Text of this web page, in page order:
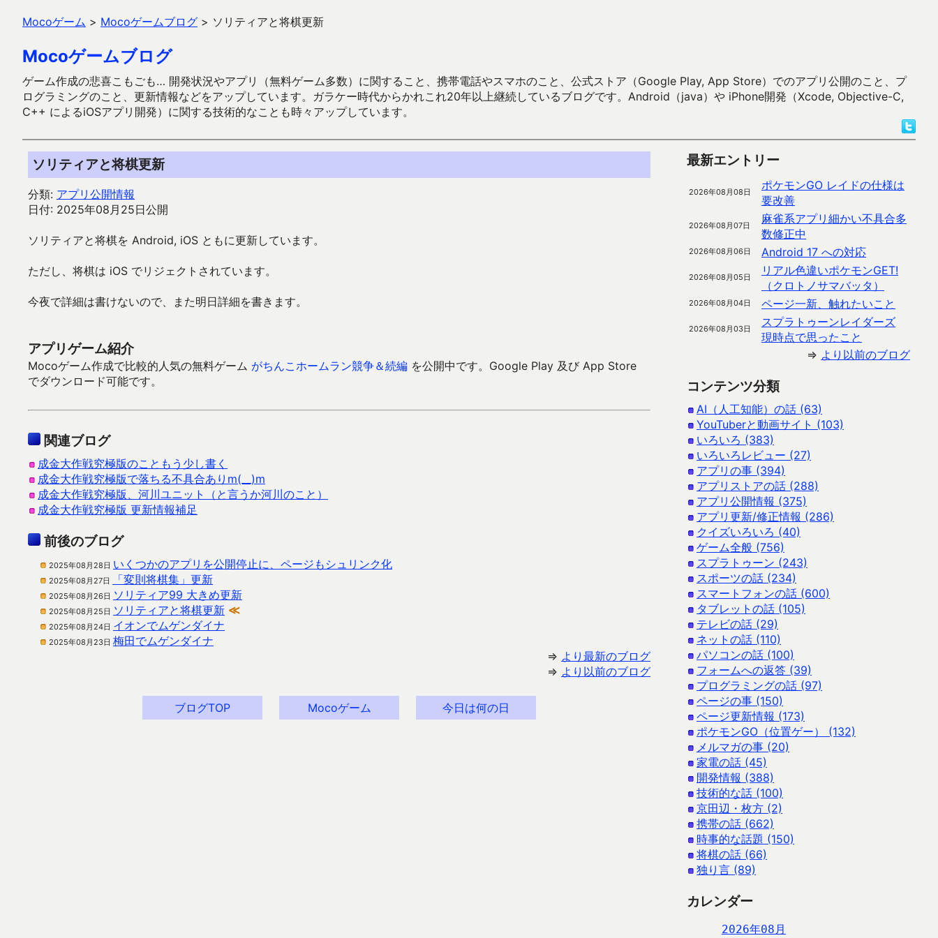
Mocoゲーム > Mocoゲームブログ > ソリティアと将棋更新
Mocoゲームブログ
ゲーム作成の悲喜こもごも… 開発状況やアプリ（無料ゲーム多数）に関すること、携帯電話やスマホのこと、公式ストア（Google Play, App Store）でのアプリ公開のこと、プ
ログラミングのこと、更新情報などをアップしています。ガラケー時代からかれこれ20年以上継続しているブログです。Android（java）や iPhone開発（Xcode, Objective-C,
C++ によるiOSアプリ開発）に関する技術的なことも時々アップしています。
ソリティアと将棋更新
分類: アプリ公開情報
日付: 2025年08月25日公開
ソリティアと将棋を Android, iOS ともに更新しています。
ただし、将棋は iOS でリジェクトされています。
今夜で詳細は書けないので、また明日詳細を書きます。
アプリゲーム紹介
Mocoゲーム作成で比較的人気の無料ゲーム がちんこホームラン競争＆続編 を公開中です。Google Play 及び App Store
でダウンロード可能です。
関連ブログ
成金大作戦究極版のこともう少し書く
成金大作戦究極版で落ちる不具合ありm(__)m
成金大作戦究極版、河川ユニット（と言うか河川のこと）
成金大作戦究極版 更新情報補足
前後のブログ
2025年08月28日 いくつかのアプリを公開停止に、ページもシュリンク化
2025年08月27日 「変則将棋集」更新
2025年08月26日 ソリティア99 大きめ更新
2025年08月25日 ソリティアと将棋更新 ≪
2025年08月24日 イオンでムゲンダイナ
2025年08月23日 梅田でムゲンダイナ
⇒ より最新のブログ
⇒ より以前のブログ
ブログTOP Mocoゲーム 今日は何の日
最新エントリー
2026年08月08日
ポケモンGO レイドの仕様は
要改善
2026年08月07日
麻雀系アプリ細かい不具合多
数修正中
2026年08月06日 Android 17 への対応
2026年08月05日
リアル色違いポケモンGET!
（クロトノサマバッタ）
2026年08月04日 ページ一新、触れたいこと
2026年08月03日
スプラトゥーンレイダーズ
現時点で思ったこと
⇒ より以前のブログ
コンテンツ分類
AI（人工知能）の話 (63)
YouTuberと動画サイト (103)
いろいろ (383)
いろいろレビュー (27)
アプリの事 (394)
アプリストアの話 (288)
アプリ公開情報 (375)
アプリ更新/修正情報 (286)
クイズいろいろ (40)
ゲーム全般 (756)
スプラトゥーン (243)
スポーツの話 (234)
スマートフォンの話 (600)
タブレットの話 (105)
テレビの話 (29)
ネットの話 (110)
パソコンの話 (100)
フォームへの返答 (39)
プログラミングの話 (97)
ページの事 (150)
ページ更新情報 (173)
ポケモンGO（位置ゲー） (132)
メルマガの事 (20)
家電の話 (45)
開発情報 (388)
技術的な話 (100)
京田辺・枚方 (2)
携帯の話 (662)
時事的な話題 (150)
将棋の話 (66)
独り言 (89)
カレンダー
2026年08月